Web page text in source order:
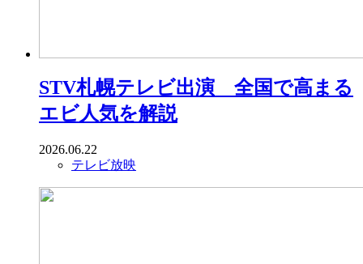
STV札幌テレビ出演 全国で高まる
エビ人気を解説
2026.06.22
テレビ放映